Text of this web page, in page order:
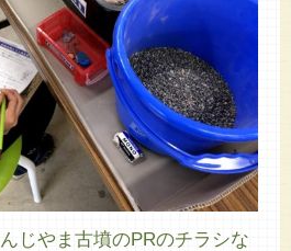
じやま古墳のPRのチラシな